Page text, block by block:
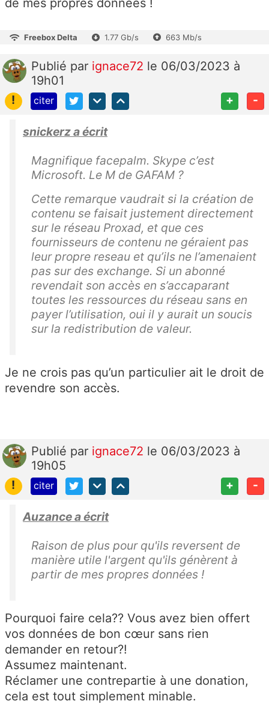
de mes propres données !
Freebox Delta 1.77 Gb/s 663 Mb/s
Publié par ignace72 le 06/03/2023 à
19h01
!
citer + -
snickerz a écrit
Magnifique facepalm. Skype c’est
Microsoft. Le M de GAFAM ?
Cette remarque vaudrait si la création de
contenu se faisait justement directement
sur le réseau Proxad, et que ces
fournisseurs de contenu ne géraient pas
leur propre reseau et qu’ils ne l’amenaient
pas sur des exchange. Si un abonné
revendait son accès en s’accaparant
toutes les ressources du réseau sans en
payer l’utilisation, oui il y aurait un soucis
sur la redistribution de valeur.
Je ne crois pas qu’un particulier ait le droit de
revendre son accès.
Publié par ignace72 le 06/03/2023 à
19h05
!
citer + -
Auzance a écrit
Raison de plus pour qu'ils reversent de
manière utile l'argent qu'ils génèrent à
partir de mes propres données !
Pourquoi faire cela?? Vous avez bien offert
vos données de bon cœur sans rien
demander en retour?!
Assumez maintenant.
Réclamer une contrepartie à une donation,
cela est tout simplement minable.